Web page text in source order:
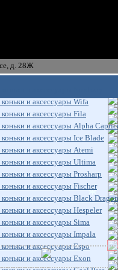
шоссе,
коньки и аксессуары Nordway
и аксессуары Wifa
и аксессуары Fila
и аксессуары Alpha
и аксессуары Ice Blade
и аксессуары Atemi
и аксессуары Ultima
и аксессуары Prosharp
и аксессуары Fischer
и аксессуары Black Dragon
и аксессуары Hespeler
и аксессуары Sima
и аксессуары Impala
и аксессуары Espo
и аксессуары Exon
*
*